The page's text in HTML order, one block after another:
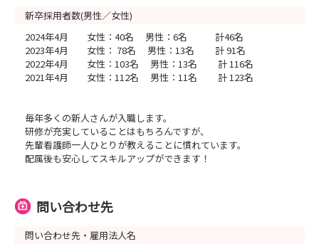
新卒採用者数(男性／女性)
2024年4月 女性：40名 男性：6名 計46名
2023年4月 女性： 78名 男性：13名 計 91名
2022年4月 女性：103名 男性：13名 計 116名
2021年4月 女性：112名 男性：11名 計 123名
毎年多くの新人さんが入職します。
研修が充実していることはもちろんですが、
先輩看護師一人ひとりが教えることに慣れています。
配属後も安心してスキルアップができます！
問い合わせ先
問い合わせ先・雇用法人名